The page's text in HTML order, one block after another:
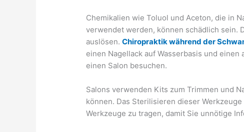
Chemikalien wie Toluol und Aceton, die in
verwendet werden, können schädlich sein.
auslösen.Chiropraktik während der
einen Nagellack auf Wasserbasis und
einen Salon besuchen.
Salons verwenden Kits zum Trimmen und
können. Das Sterilisieren dieser
Werkzeuge zu tragen, damit Sie unnötige